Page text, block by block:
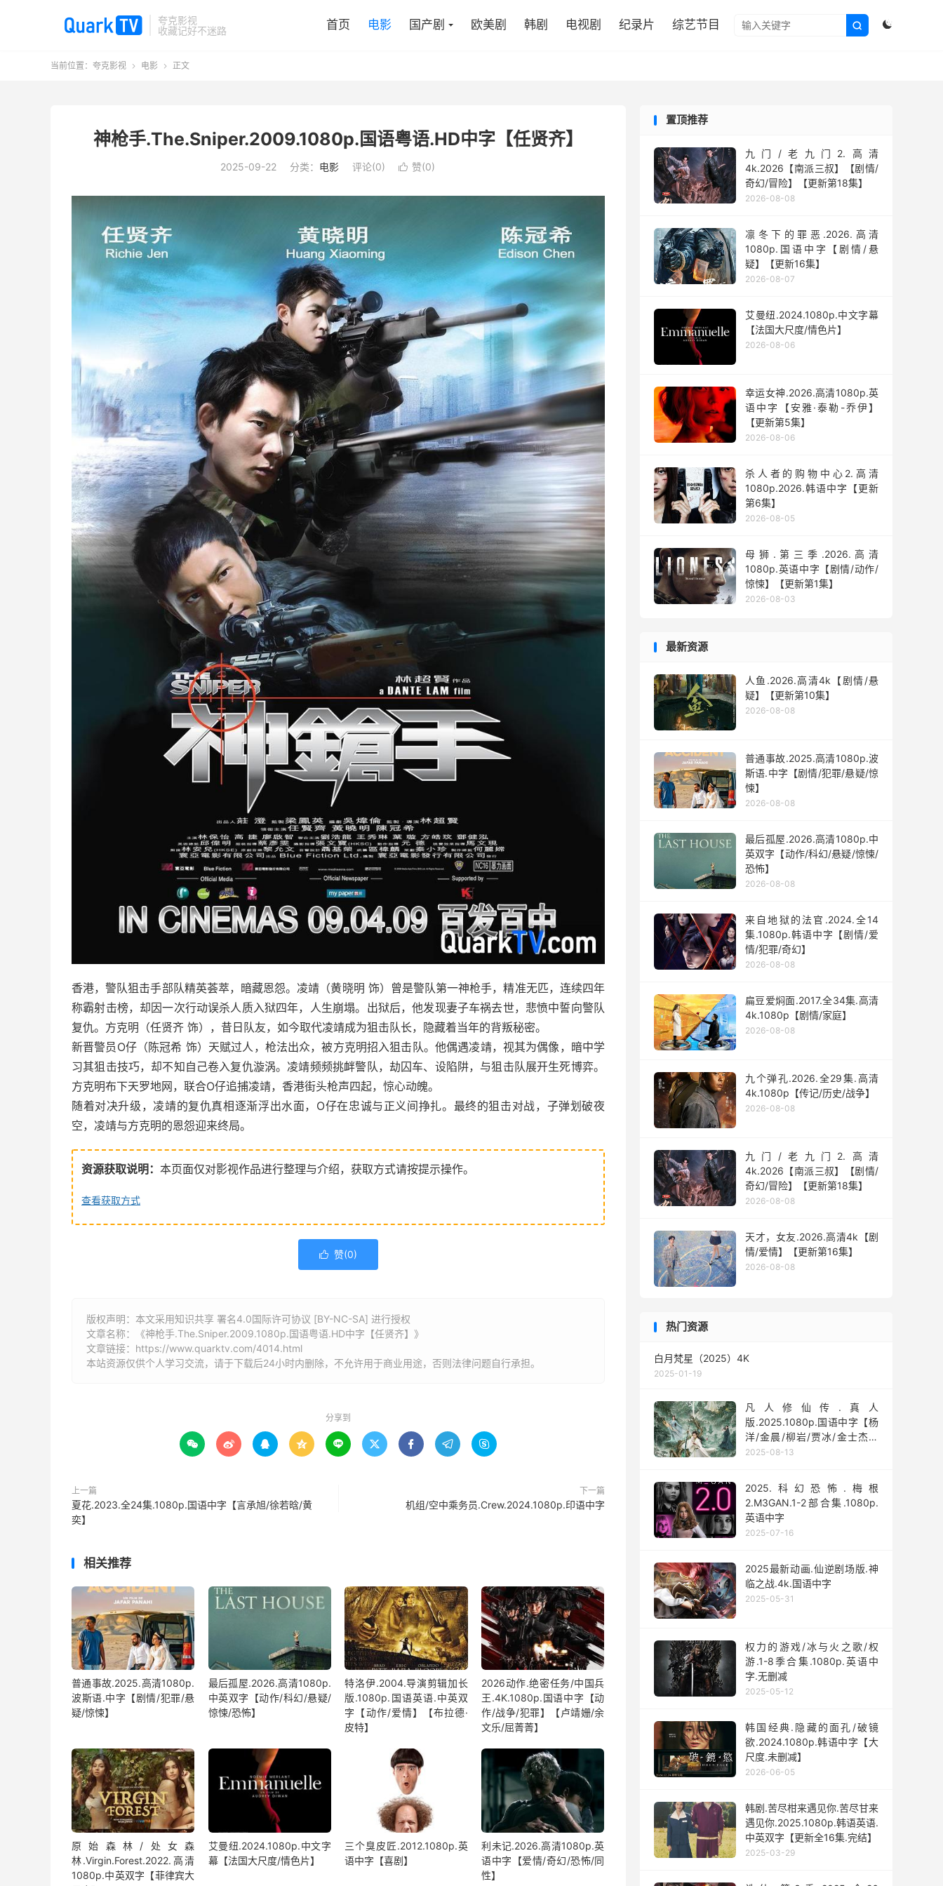
夸克影视
收藏记好不迷路


首页 电影 国产剧 欧美剧 韩剧 电视剧 纪录片 综艺节目
当前位置： 夸克影视  电影  正文
神枪手.The.Sniper.2009.1080p.国语粤语.HD中字【任贤齐】
2025-09-22 分类： 电影 评论(0)  赞(0)
香港，警队狙击手部队精英荟萃，暗藏恩怨。凌靖（黄晓明 饰）曾是警队第一神枪手，精准无匹，连续四年
称霸射击榜，却因一次行动误杀人质入狱四年，人生崩塌。出狱后，他发现妻子车祸去世，悲愤中誓向警队
复仇。方克明（任贤齐 饰），昔日队友，如今取代凌靖成为狙击队长，隐藏着当年的背叛秘密。
新晋警员O仔（陈冠希 饰）天赋过人，枪法出众，被方克明招入狙击队。他偶遇凌靖，视其为偶像，暗中学
习其狙击技巧，却不知自己卷入复仇漩涡。凌靖频频挑衅警队，劫囚车、设陷阱，与狙击队展开生死博弈。
方克明布下天罗地网，联合O仔追捕凌靖，香港街头枪声四起，惊心动魄。
随着对决升级，凌靖的复仇真相逐渐浮出水面，O仔在忠诚与正义间挣扎。最终的狙击对战，子弹划破夜
空，凌靖与方克明的恩怨迎来终局。
资源获取说明： 本页面仅对影视作品进行整理与介绍，获取方式请按提示操作。
查看获取方式
 赞(0)
版权声明：本文采用知识共享 署名4.0国际许可协议 [BY-NC-SA] 进行授权
文章名称：《神枪手.The.Sniper.2009.1080p.国语粤语.HD中字【任贤齐】》
文章链接： https://www.quarktv.com/4014.html
本站资源仅供个人学习交流，请于下载后24小时内删除，不允许用于商业用途，否则法律问题自行承担。
分享到
        
上一篇
夏花.2023.全24集.1080p.国语中字【言承旭/徐若晗/黄
奕】
下一篇
机组/空中乘务员.Crew.2024.1080p.印语中字
相关推荐
普通事故.2025.高清1080p.
波斯语.中字【剧情/犯罪/悬
疑/惊悚】
最后孤屋.2026.高清1080p.
中英双字【动作/科幻/悬疑/
惊悚/恐怖】
特洛伊.2004.导演剪辑加长
版.1080p.国语英语.中英双
字【动作/爱情】【布拉德·
皮特】
2026动作.绝密任务/中国兵
王.4K.1080p.国语中字【动
作/战争/犯罪】【卢靖姗/余
文乐/屈菁菁】
原始森林/处女森
林.Virgin.Forest.2022.高清
1080p.中英双字【菲律宾大
艾曼纽.2024.1080p.中文字
幕【法国大尺度/情色片】
三个臭皮匠.2012.1080p.英
语中字【喜剧】
利未记.2026.高清1080p.英
语中字【爱情/奇幻/恐怖/同
性】
置顶推荐
九门/老九门2.高清
4k.2026【南派三叔】【剧情/
奇幻/冒险】【更新第18集】
2026-08-08
凛冬下的罪恶.2026.高清
1080p.国语中字【剧情/悬
疑】【更新16集】
2026-08-07
艾曼纽.2024.1080p.中文字幕
【法国大尺度/情色片】
2026-08-06
幸运女神.2026.高清1080p.英
语中字【安雅·泰勒-乔伊】
【更新第5集】
2026-08-06
杀人者的购物中心2.高清
1080p.2026.韩语中字【更新
第6集】
2026-08-05
母狮.第三季.2026.高清
1080p.英语中字【剧情/动作/
惊悚】【更新第1集】
2026-08-03
最新资源
人鱼.2026.高清4k【剧情/悬
疑】【更新第10集】
2026-08-08
普通事故.2025.高清1080p.波
斯语.中字【剧情/犯罪/悬疑/惊
悚】
2026-08-08
最后孤屋.2026.高清1080p.中
英双字【动作/科幻/悬疑/惊悚/
恐怖】
2026-08-08
来自地狱的法官.2024.全14
集.1080p.韩语中字【剧情/爱
情/犯罪/奇幻】
2026-08-08
扁豆爱焖面.2017.全34集.高清
4k.1080p【剧情/家庭】
2026-08-08
九个弹孔.2026.全29集.高清
4k.1080p【传记/历史/战争】
2026-08-08
九门/老九门2.高清
4k.2026【南派三叔】【剧情/
奇幻/冒险】【更新第18集】
2026-08-08
天才，女友.2026.高清4k【剧
情/爱情】【更新第16集】
2026-08-08
热门资源
白月梵星（2025）4K
2025-01-19
凡人修仙传.真人
版.2025.1080p.国语中字【杨
洋/金晨/柳岩/贾冰/金士杰】
【全30集】
2025-08-13
2025.科幻恐怖.梅根
2.M3GAN.1-2部合集.1080p.
英语中字
2025-07-16
2025最新动画.仙逆剧场版.神
临之战.4k.国语中字
2025-05-31
权力的游戏/冰与火之歌/权
游.1-8季合集.1080p.英语中
字.无删减
2025-05-12
韩国经典.隐藏的面孔/破镜
欲.2024.1080p.韩语中字【大
尺度.未删减】
2026-06-05
韩剧.苦尽柑来遇见你.苦尽甘来
遇见你.2025.1080p.韩语英语.
中英双字【更新全16集.完结】
2025-03-29